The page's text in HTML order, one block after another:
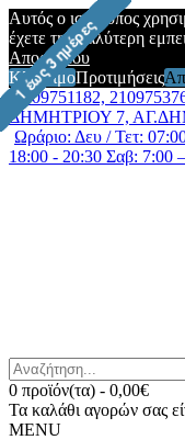
Αυτός ο ιστότοπος
έχετε την καλύτερη
Απορρήτου
ΚλείσιμοΠροτιμήσεις
2109751182,
ΔΗΜΗΤΡΙΟΥ 7,
Ωράριο: Δευ / Τετ:
18:00 - 20:30 Σαβ: 7:00
0 προϊόν(τα) - 0,00€
Τα καλάθι αγορών σας
MENU